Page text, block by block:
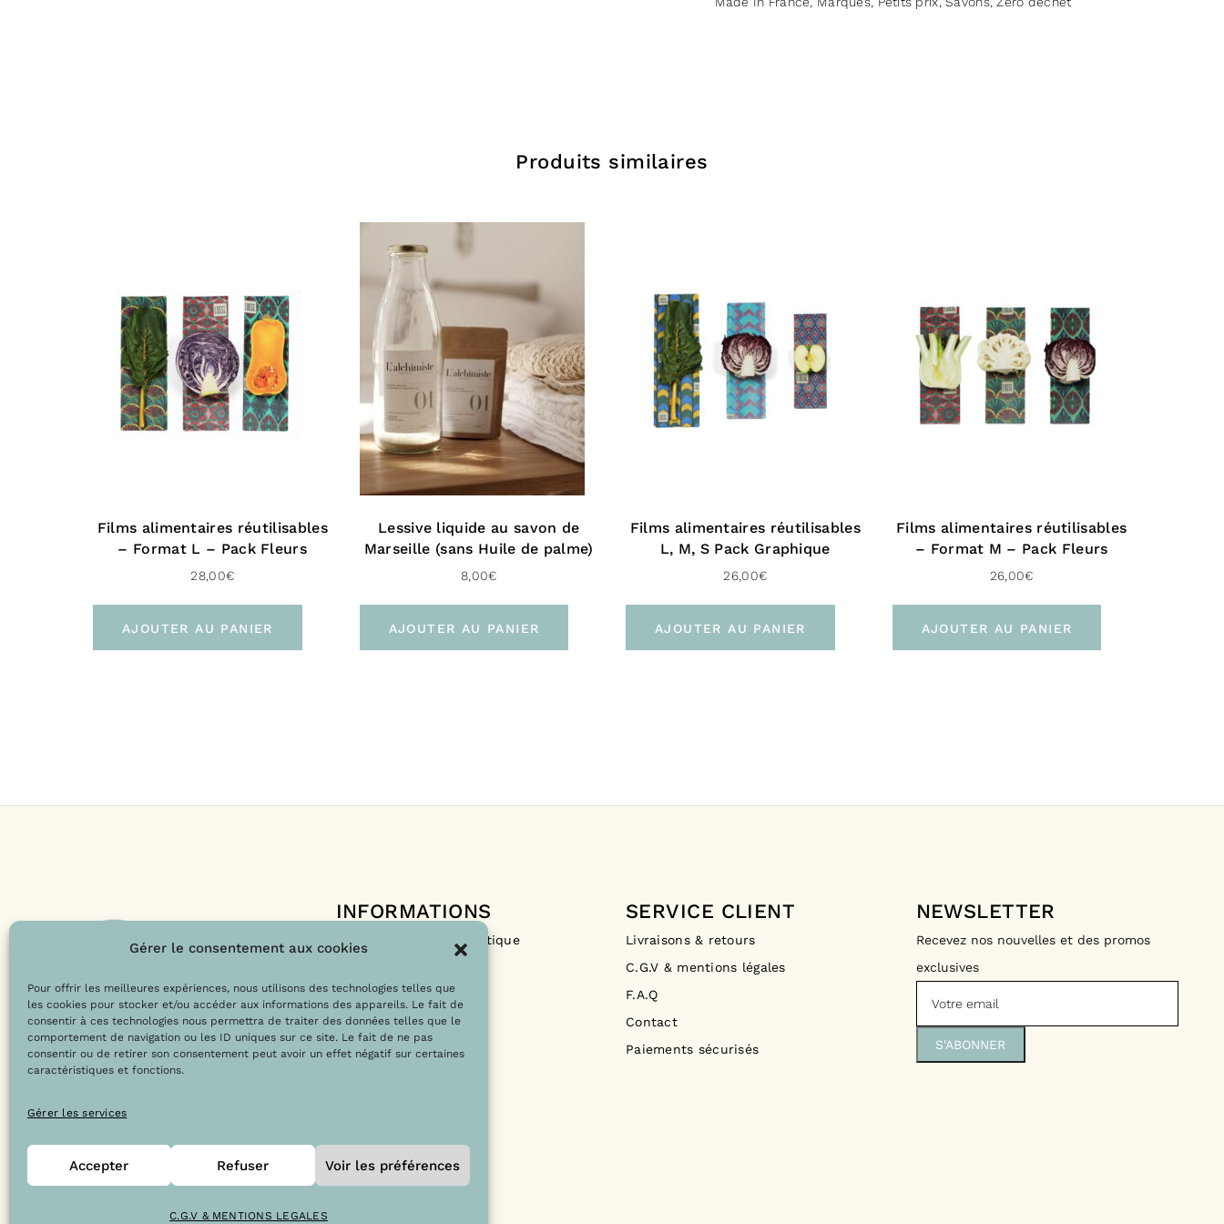
Gérer le consentement aux cookies
Pour offrir les meilleures expériences, nous utilisons des technologies telles que
les cookies pour stocker et/ou accéder aux informations des appareils. Le fait de
consentir à ces technologies nous permettra de traiter des données telles que le
comportement de navigation ou les ID uniques sur ce site. Le fait de ne pas
consentir ou de retirer son consentement peut avoir un effet négatif sur certaines
caractéristiques et fonctions.
Gérer les services
Accepter Refuser Voir les préférences
C.G.V & MENTIONS LEGALES
Annuus Seed Oil*, Cocos nucifera oil*, Ricinus communis
oil*.
Fabriqué :
En France
Produits similaires
Films alimentaires réutilisables
– Format L – Pack Fleurs
28,00€
AJOUTER AU PANIER
Lessive liquide au savon de
Marseille (sans Huile de palme)
8,00€
AJOUTER AU PANIER
Films alimentaires réutilisables
L, M, S Pack Graphique
26,00€
AJOUTER AU PANIER
Films alimentaires réutilisables
– Format M – Pack Fleurs
26,00€
AJOUTER AU PANIER
@Copyright 2023 – Drops la boutique
INFORMATIONS
Le projet Drops La Boutique
Les labels
Le blog
SERVICE CLIENT
Livraisons & retours
C.G.V & mentions légales
F.A.Q
Contact
Paiements sécurisés
NEWSLETTER
Recevez nos nouvelles et des promos
exclusives